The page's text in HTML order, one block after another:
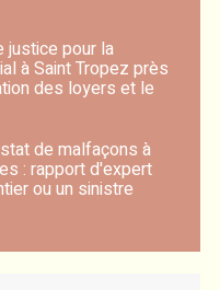
justice pour la
à Saint Tropez près
des loyers et le
de malfaçons à
: rapport d'expert
ou un sinistre